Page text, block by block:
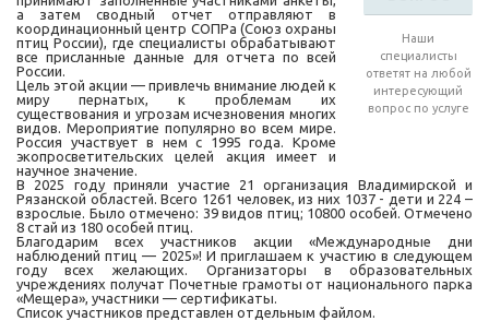
Наши
специалисты
ответят на любой
интересующий
вопрос по услуге
а затем сводный отчет отправляют в
координационный центр СОПРа (Союз охраны
птиц России), где специалисты обрабатывают
все присланные данные для отчета по всей
России.
Цель этой акции — привлечь внимание людей к
миру пернатых, к проблемам их
существования и угрозам исчезновения многих
видов. Мероприятие популярно во всем мире.
Россия участвует в нем с 1995 года. Кроме
экопросветительских целей акция имеет и
научное значение.
В 2025 году приняли участие 21 организация Владимирской и
Рязанской областей. Всего 1261 человек, из них 1037- дети и 224 –
взрослые. Было отмечено: 39видов птиц; 10800 особей. Отмечено
8 стай из 180 особей птиц.
Благодарим всех участников акции «Международные дни
наблюдений птиц — 2025»! И приглашаем к участию в следующем
году всех желающих. Организаторы в образовательных
учреждениях получат Почетные грамоты от национального парка
«Мещера», участники — сертификаты.
Список участников представлен отдельным файлом.